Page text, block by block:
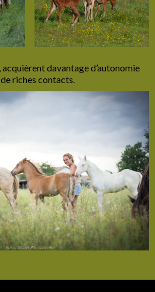
acquièrent davantage d’autonomie
riches contacts.